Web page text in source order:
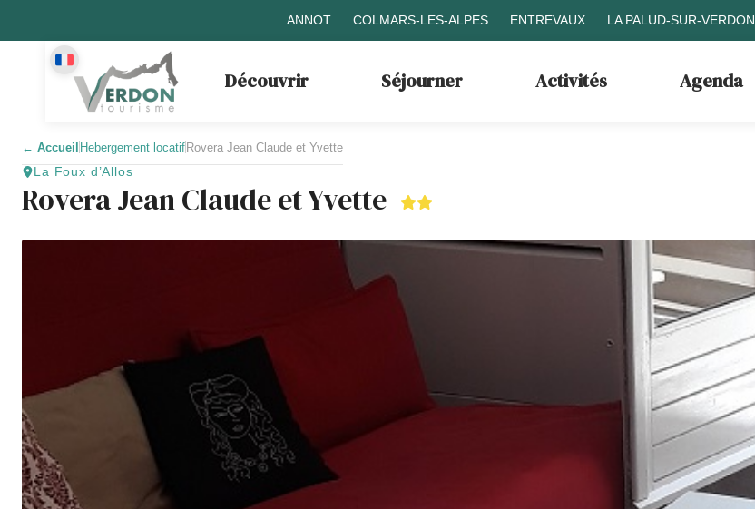
ANNOT COLMARS-LES-ALPES ENTREVAUX LA PALUD-SUR-VERDON
Découvrir Séjourner Activités Agenda
← Accueil Hebergement locatifRovera Jean Claude et Yvette
La Foux d’Allos
Rovera Jean Claude et Yvette